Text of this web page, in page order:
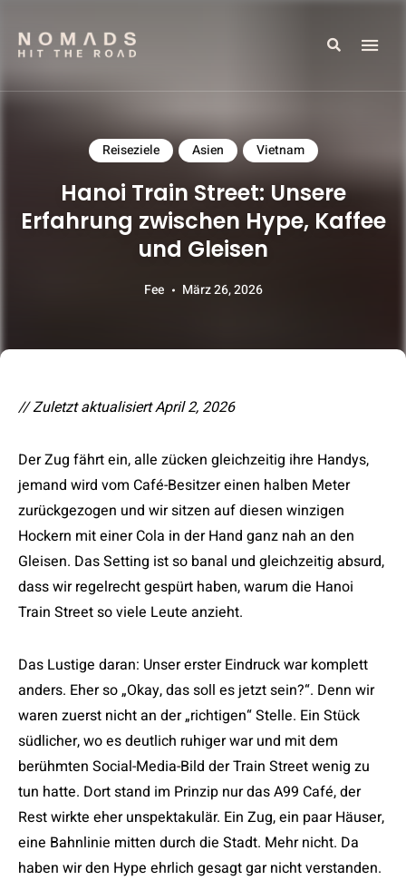
Search
Reiseziele Asien Vietnam
Hanoi Train Street: Unsere
Erfahrung zwischen Hype, Kaffee
und Gleisen
Fee März 26, 2026
// Zuletzt aktualisiert April 2, 2026
Der Zug fährt ein, alle zücken gleichzeitig ihre Handys,
jemand wird vom Café-Besitzer einen halben Meter
zurückgezogen und wir sitzen auf diesen winzigen
Hockern mit einer Cola in der Hand ganz nah an den
Gleisen. Das Setting ist so banal und gleichzeitig absurd,
dass wir regelrecht gespürt haben, warum die Hanoi
Train Street so viele Leute anzieht.
Das Lustige daran: Unser erster Eindruck war komplett
anders. Eher so „Okay, das soll es jetzt sein?“. Denn wir
waren zuerst nicht an der „richtigen“ Stelle. Ein Stück
südlicher, wo es deutlich ruhiger war und mit dem
berühmten Social-Media-Bild der Train Street wenig zu
tun hatte. Dort stand im Prinzip nur das A99 Café, der
Rest wirkte eher unspektakulär. Ein Zug, ein paar Häuser,
eine Bahnlinie mitten durch die Stadt. Mehr nicht. Da
haben wir den Hype ehrlich gesagt gar nicht verstanden.